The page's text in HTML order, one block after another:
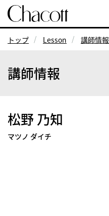
トップ Lesson 講師情報
講師情報
松野 乃知
マツノ ダイチ